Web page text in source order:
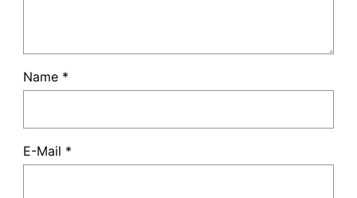
Name *
E-Mail *